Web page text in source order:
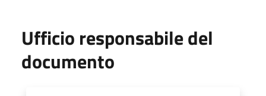
Ufficio responsabile del
documento